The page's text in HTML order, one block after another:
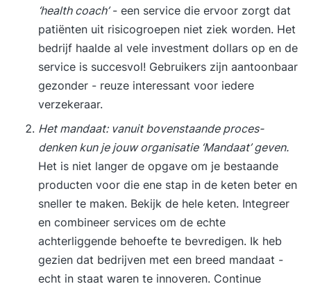
‘health coach’- een service die ervoor zorgt dat
patiënten uit risicogroepen niet ziek worden. Het
bedrijf haalde al vele investment dollars op en de
service is succesvol! Gebruikers zijn aantoonbaar
gezonder - reuze interessant voor iedere
verzekeraar.
Het mandaat: vanuit bovenstaande proces-
denken kun je jouw organisatie ‘Mandaat’ geven.
Het is niet langer de opgave om je bestaande
producten voor die ene stap in de keten beter en
sneller te maken. Bekijk de hele keten. Integreer
en combineer services om de echte
achterliggende behoefte te bevredigen. Ik heb
gezien dat bedrijven met een breed mandaat -
echt in staat waren te innoveren. Continue